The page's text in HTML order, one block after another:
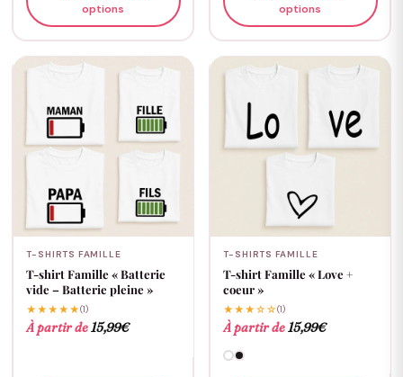
options
options
T-SHIRTS FAMILLE
T-shirt Famille « Batterie
vide – Batterie pleine »
★★★★★(1)
À partir de15,99€
T-SHIRTS FAMILLE
T-shirt Famille « Love +
coeur »
★★★☆☆(1)
À partir de15,99€